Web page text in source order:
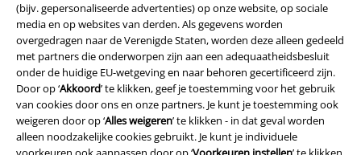
(bijv. gepersonaliseerde advertenties) op onze website, op sociale
media en op websites van derden. Als gegevens worden
overgedragen naar de Verenigde Staten, worden deze alleen gedeeld
met partners die onderworpen zijn aan een adequaatheidsbesluit
onder de huidige EU-wetgeving en naar behoren gecertificeerd zijn.
Door op ‘Akkoord’ te klikken, geef je toestemming voor het gebruik
van cookies door ons en onze partners. Je kunt je toestemming ook
weigeren door op ‘Alles weigeren’ te klikken - in dat geval worden
alleen noodzakelijke cookies gebruikt. Je kunt je individuele
Bedrijfsgegevens
Privacyverklaring
Verklaring van conformiteit
Informatie over toegankelijkheid